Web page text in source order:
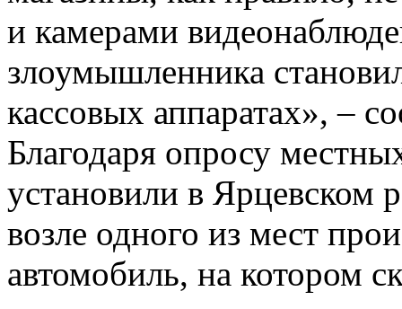
и камерами
злоумышленника
кассовых аппаратах», –
Благодаря опросу
установили в Ярцевском
возле одного из мест
автомобиль, на котором